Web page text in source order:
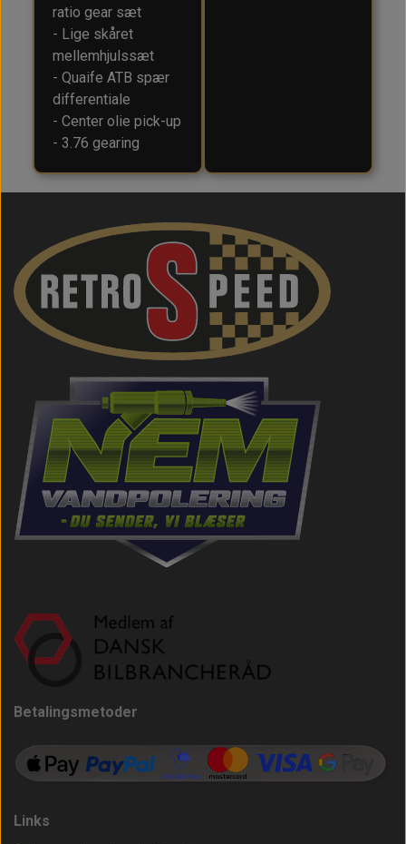
ratio gear sæt
- Lige skåret
mellemhjulssæt
- Quaife ATB spær
differentiale
- Center olie pick-up
- 3.76 gearing
Betalingsmetoder
Links